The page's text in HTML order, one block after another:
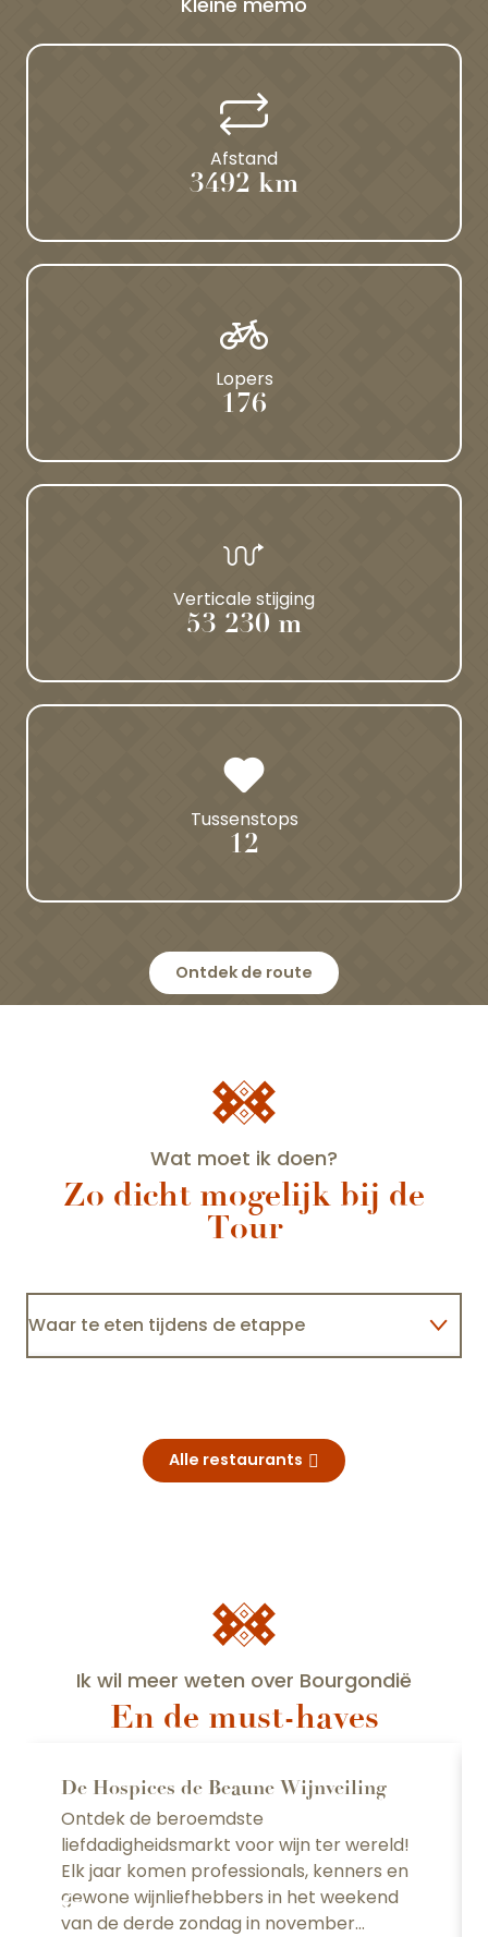
Afstand
3492 km
Lopers
176
Verticale stijging
53 230 m
Tussenstops
12
Ontdek de route
Wat moet ik doen?
Zo dicht mogelijk bij de
Tour
Waar te eten tijdens de etappe
Bezig blijven tijdens het wachten op het
peloton
Olivier Leflaive - Le Bistro d'Olivier
Alle restaurants
Ik wil meer weten over Bourgondië
En de must-haves
De Hospices de Beaune Wijnveiling
Ontdek de beroemdste
liefdadigheidsmarkt voor wijn ter wereld!
Elk jaar komen professionals, kenners en
gewone wijnliefhebbers in het weekend
van de derde zondag in november...